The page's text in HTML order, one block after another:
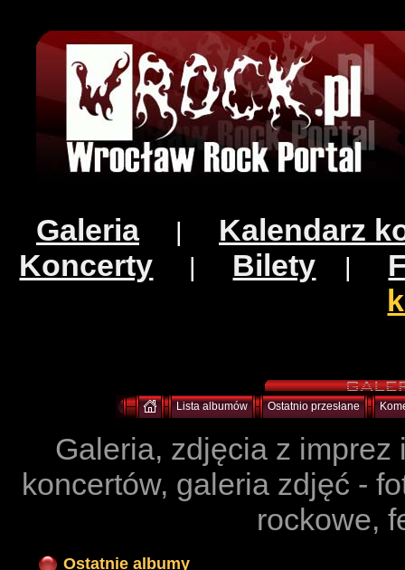
Galeria| Kalendarz
Koncerty | Bilety |
Lista albumów Ostatnio przesłane
Galeria, zdjęcia z imprez
koncertów, galeria zdjęć -
rockowe,
Ostatnie albumy